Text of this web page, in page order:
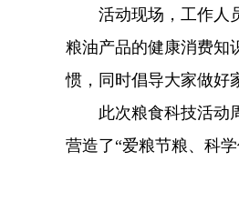
活动现场，工作人员
粮油产品的健康消费知
惯，同时倡导大家做好
此次粮食科技活动周
营造了“爱粮节粮、科